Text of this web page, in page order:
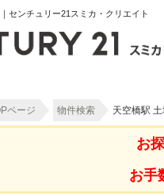
センチュリー21スミカ・クリエイト
ページ 物件検索 天空橋駅
お
お手